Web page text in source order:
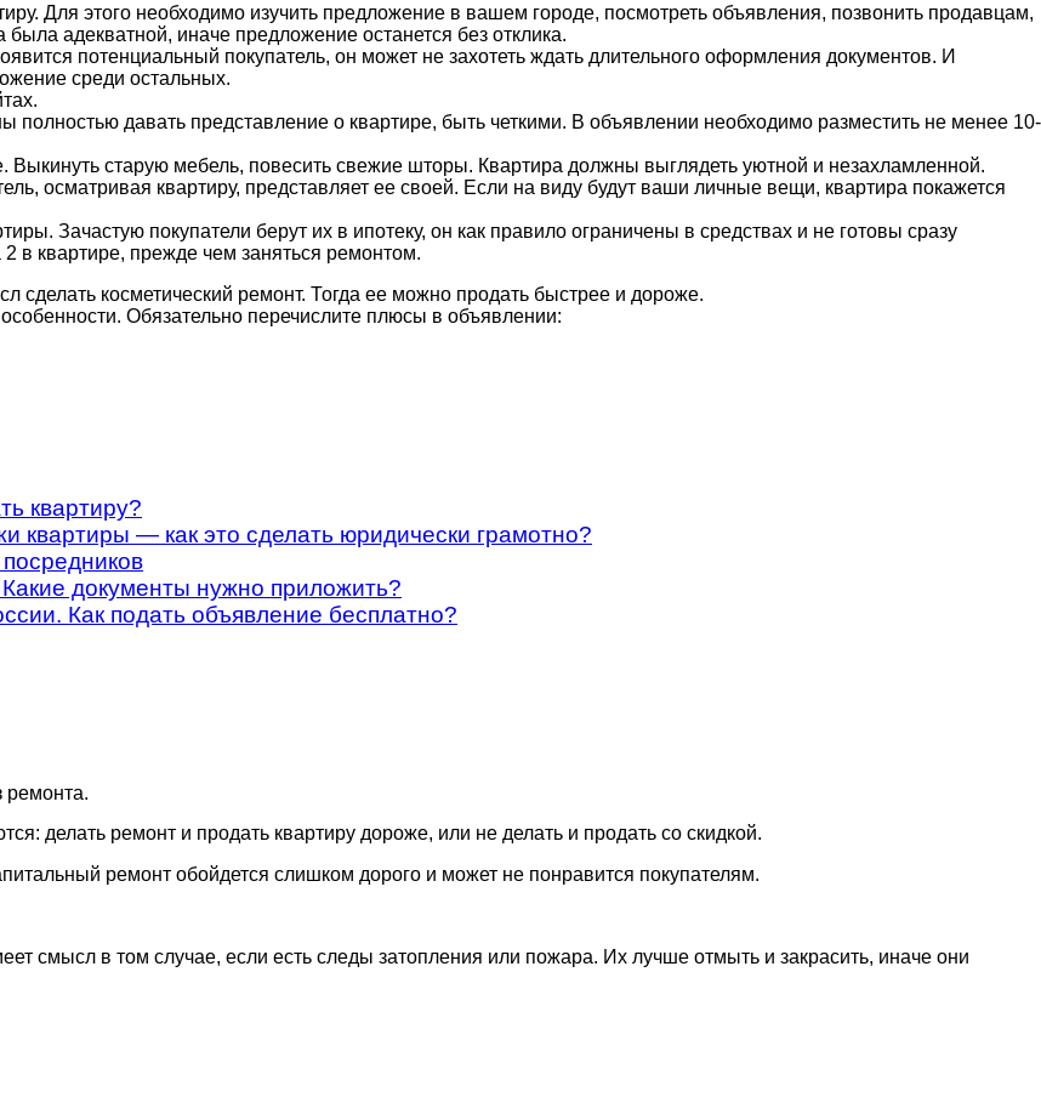
Для этого необходимо изучить предложение в вашем городе, посмотреть объявления, позвонить продавцам,
адекватной, иначе предложение останется без отклика.
потенциальный покупатель, он может не захотеть ждать длительного оформления документов. И
среди остальных.
давать представление о квартире, быть четкими. В объявлении необходимо разместить не менее 10-
Выкинуть старую мебель, повесить свежие шторы. Квартира должны выглядеть уютной и незахламленной.
осматривая квартиру, представляет ее своей. Если на виду будут ваши личные вещи, квартира покажется
Зачастую покупатели берут их в ипотеку, он как правило ограничены в средствах и не готовы сразу
в квартире, прежде чем заняться ремонтом.
сделать косметический ремонт. Тогда ее можно продать быстрее и дороже.
Обязательно перечислите плюсы в объявлении:
квартиру?
квартиры — как это сделать юридически грамотно?
документы нужно приложить?
Как подать объявление бесплатно?
делать ремонт и продать квартиру дороже, или не делать и продать со скидкой.
ремонт обойдется слишком дорого и может не понравится покупателям.
смысл в том случае, если есть следы затопления или пожара. Их лучше отмыть и закрасить, иначе они